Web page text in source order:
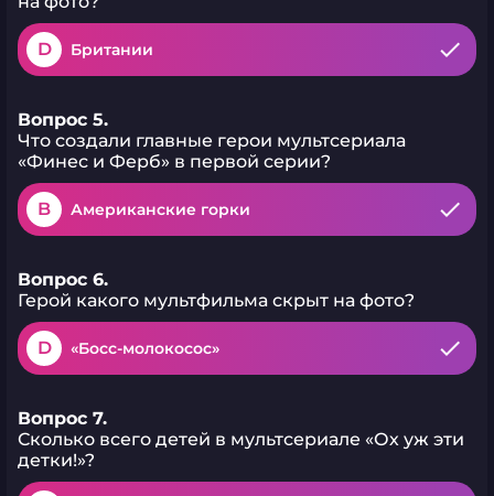
D Британии
Вопрос 5.
Что создали главные герои мультсериала
«Финес и Ферб» в первой серии?
B Американские горки
Вопрос 6.
Герой какого мультфильма скрыт на фото?
D «Босс-молокосос»
Вопрос 7.
Сколько всего детей в мультсериале «Ох уж эти
детки!»?